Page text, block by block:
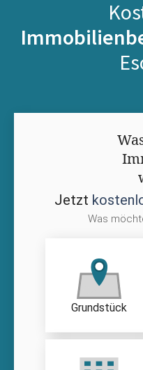
Jetzt
Was
Grundstück